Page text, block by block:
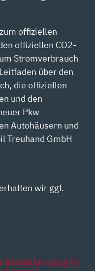
offiziellen
offiziellen CO2-
Stromverbrauch
über den
die offiziellen
und den
Pkw
Autohäusern und
Treuhand GmbH
wir ggf.
Bestellfahrzeug für